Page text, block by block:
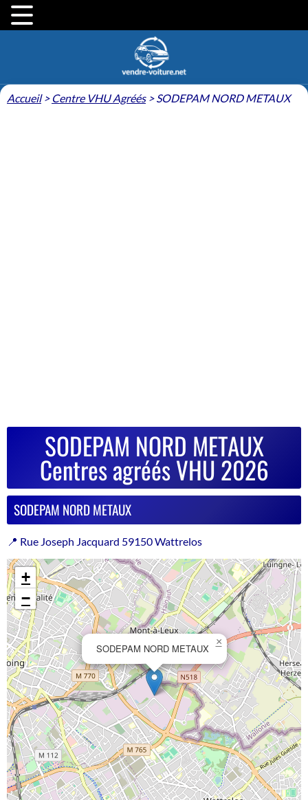
Accueil> Centre VHU Agréés>SODEPAM NORD METAUX
SODEPAM NORD METAUX
Centres agréés VHU 2026
SODEPAM NORD METAUX
📍 Rue Joseph Jacquard 59150 Wattrelos
SODEPAM NORD METAUX
×
+
−